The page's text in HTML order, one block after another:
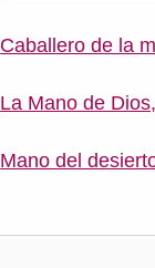
Caballero de la
La Mano de
Mano del